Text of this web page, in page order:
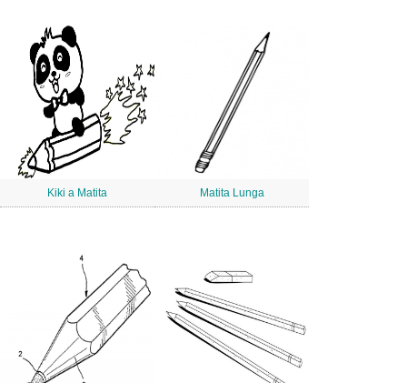
Kiki a Matita Matita Lunga